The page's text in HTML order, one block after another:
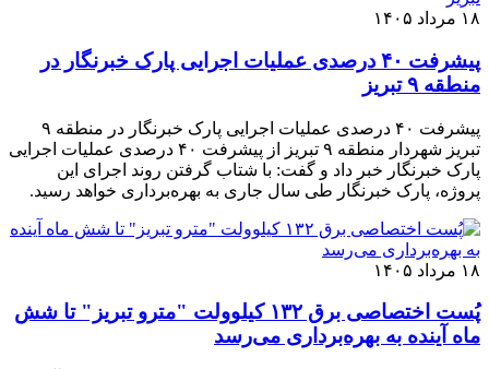
۱۸ مرداد ۱۴۰۵
پیشرفت ۴۰ درصدی عملیات اجرایی پارک خبرنگار در
منطقه ۹ تبریز
پیشرفت ۴۰ درصدی عملیات اجرایی پارک خبرنگار در منطقه ۹
تبریز شهردار منطقه ۹ تبریز از پیشرفت ۴۰ درصدی عملیات اجرایی
پارک خبرنگار خبر داد و گفت: با شتاب گرفتن روند اجرای این
پروژه، پارک خبرنگار طی سال جاری به بهره‌برداری خواهد رسید.
۱۸ مرداد ۱۴۰۵
پُست اختصاصی برق ۱۳۲ کیلوولت "مترو تبریز" تا شش
ماه آینده به بهره‌برداری می‌رسد